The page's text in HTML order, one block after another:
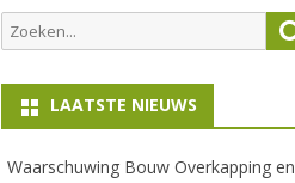
Zoeken
naar:
LAATSTE NIEUWS
Waarschuwing Bouw Overkapping en